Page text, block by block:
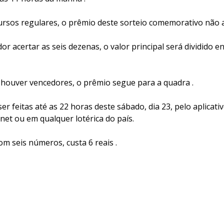
regulares, o prêmio deste sorteio comemorativo não
acertar as seis dezenas, o valor principal será dividido
vencedores, o prêmio segue para a quadra .
feitas até as 22 horas deste sábado, dia 23, pelo
ou em qualquer lotérica do país.
seis números, custa 6 reais .